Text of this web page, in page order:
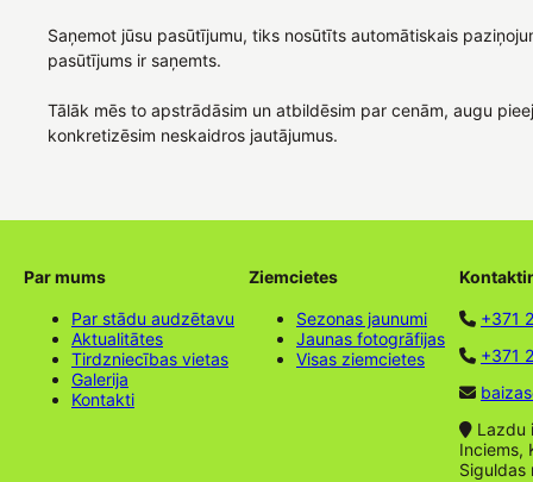
Saņemot jūsu pasūtījumu, tiks nosūtīts automātiskais
pasūtījums ir saņemts.
Tālāk mēs to apstrādāsim un atbildēsim par cenām, augu
konkretizēsim neskaidros jautājumus.
Par mums
Par stādu audzētavu
Aktualitātes
Tirdzniecības vietas
Galerija
Kontakti
Ziemcietes
Sezonas jaunumi
Jaunas fotogrāfijas
Visas ziemcietes
+371
+371
Lazdu
Inciems,
Siguldas